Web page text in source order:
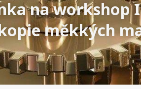
na workshop
měkkých